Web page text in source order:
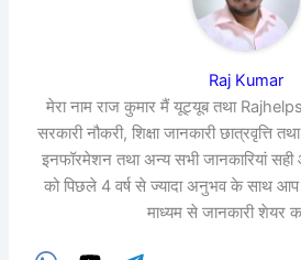
Raj Kumar
मेरा नाम राज कुमार मैं यूट्यूब तथा
सरकारी नौकरी, शिक्षा जानकारी छात्रवृत्ति
इनफॉरमेशन तथा अन्य सभी जानकारियां
को पिछले 4 वर्ष से ज्यादा अनुभव के साथ
माध्यम से जानकारी शेयर